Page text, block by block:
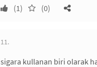
(1)
(0)
11.
sigara kullanan biri olarak